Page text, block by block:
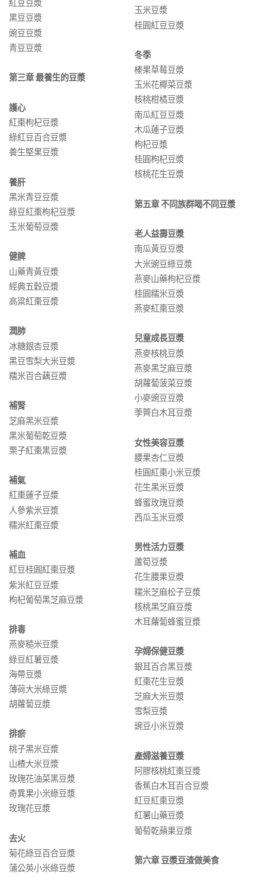
紅豆豆漿
黑豆豆漿
豌豆豆漿
青豆豆漿
第三章 最養生的豆漿
護心
紅棗枸杞豆漿
綠紅豆百合豆漿
養生堅果豆漿
養肝
黑米青豆豆漿
綠豆紅棗枸杞豆漿
玉米葡萄豆漿
健脾
山藥青黃豆漿
經典五穀豆漿
高粱紅棗豆漿
潤肺
冰糖銀杏豆漿
黑豆雪梨大米豆漿
糯米百合藕豆漿
補腎
芝麻黑米豆漿
黑米葡萄乾豆漿
栗子紅棗黑豆漿
補氣
紅棗蓮子豆漿
人參紫米豆漿
糯米紅棗豆漿
補血
紅豆桂圓紅棗豆漿
紫米紅豆豆漿
枸杞葡萄黑芝麻豆漿
排毒
燕麥糙米豆漿
綠豆紅薯豆漿
海帶豆漿
薄荷大米綠豆漿
胡蘿蔔豆漿
排瘀
桃子黑米豆漿
山楂大米豆漿
玫瑰花油菜黑豆漿
奇異果小米綠豆漿
玫瑰花豆漿
去火
菊花綠豆百合豆漿
蒲公英小米綠豆漿
玉米豆漿
桂圓紅豆豆漿
冬季
榛果草莓豆漿
玉米花椰菜豆漿
核桃柑橘豆漿
南瓜紅豆豆漿
木瓜蓮子豆漿
枸杞豆漿
桂圓枸杞豆漿
核桃花生豆漿
第五章 不同族群喝不同豆漿
老人益壽豆漿
南瓜黃豆豆漿
大米豌豆綠豆漿
燕麥山藥枸杞豆漿
桂圓糯米豆漿
燕麥紅棗豆漿
兒童成長豆漿
燕麥核桃豆漿
燕麥黑芝麻豆漿
胡蘿蔔菠菜豆漿
小麥豌豆豆漿
荸薺白木耳豆漿
女性美容豆漿
腰果杏仁豆漿
桂圓紅棗小米豆漿
花生黑米豆漿
蜂蜜玫瑰豆漿
西瓜玉米豆漿
男性活力豆漿
蘆筍豆漿
花生腰果豆漿
糯米芝麻松子豆漿
核桃黑芝麻豆漿
木耳蘿蔔蜂蜜豆漿
孕婦保健豆漿
銀耳百合黑豆漿
紅棗花生豆漿
芝麻大米豆漿
雪梨豆漿
豌豆小米豆漿
產婦滋養豆漿
阿膠核桃紅棗豆漿
香蕉白木耳百合豆漿
紅豆紅棗豆漿
紅薯山藥豆漿
葡萄乾蘋果豆漿
第六章 豆漿豆渣做美食